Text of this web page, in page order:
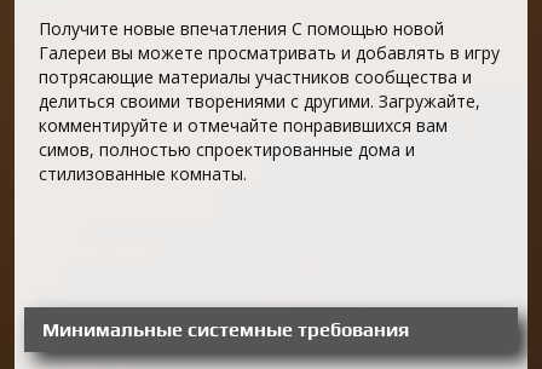
Получите новые впечатления С помощью новой
Галереи вы можете просматривать и добавлять в игру
потрясающие материалы участников сообщества и
делиться своими творениями с другими. Загружайте,
комментируйте и отмечайте понравившихся вам
симов, полностью спроектированные дома и
стилизованные комнаты.
Минимальные системные требования